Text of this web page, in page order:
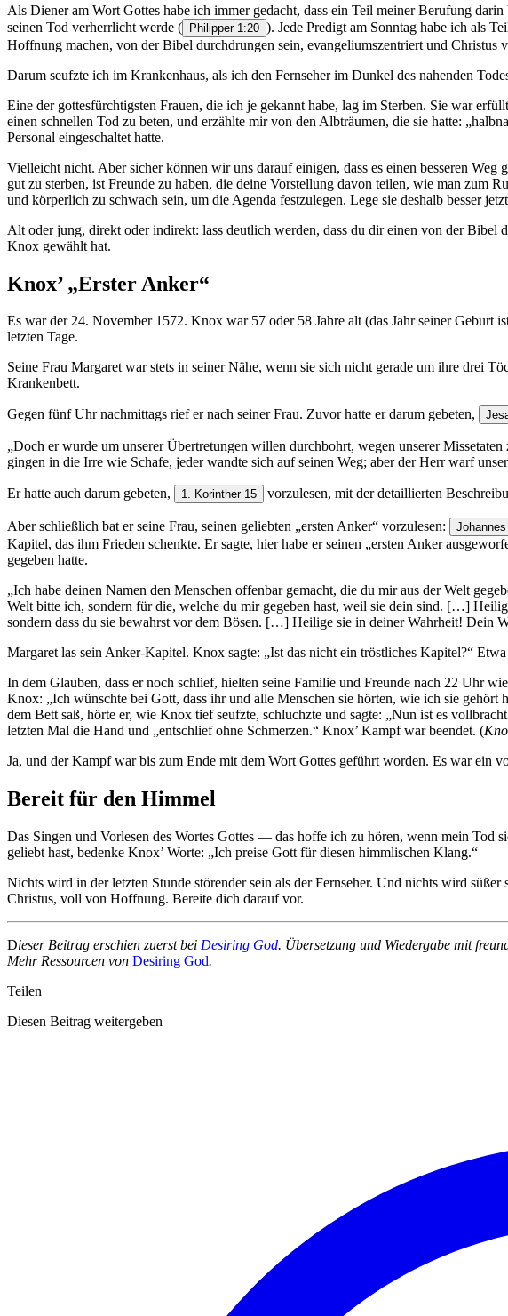
Als Diener am Wort Gottes habe ich immer gedacht, dass ein Teil meiner Berufung
seinen Tod verherrlicht werde ( Philipper 1:20 ). Jede Predigt am Sonntag habe ich als
Hoffnung machen, von der Bibel durchdrungen sein, evangeliumszentriert und Christus
Darum seufzte ich im Krankenhaus, als ich den Fernseher im Dunkel des nahenden
Eine der gottesfürchtigsten Frauen, die ich je gekannt habe, lag im Sterben. Sie war
einen schnellen Tod zu beten, und erzählte mir von den Albträumen, die sie hatte:
Personal eingeschaltet hatte.
Vielleicht nicht. Aber sicher können wir uns darauf einigen, dass es einen besseren
gut zu sterben, ist Freunde zu haben, die deine Vorstellung davon teilen, wie man zum
und körperlich zu schwach sein, um die Agenda festzulegen. Lege sie deshalb besser
Alt oder jung, direkt oder indirekt: lass deutlich werden, dass du dir einen von der
Knox gewählt hat.
Knox’ „Erster Anker“
Es war der 24. November 1572. Knox war 57 oder 58 Jahre alt (das Jahr seiner Geburt
letzten Tage.
Seine Frau Margaret war stets in seiner Nähe, wenn sie sich nicht gerade um ihre drei
Krankenbett.
Gegen fünf Uhr nachmittags rief er nach seiner Frau. Zuvor hatte er darum gebeten,
„Doch er wurde um unserer Übertretungen willen durchbohrt, wegen unserer
gingen in die Irre wie Schafe, jeder wandte sich auf seinen Weg; aber der Herr warf
Er hatte auch darum gebeten, 1. Korinther 15 vorzulesen, mit der detaillierten
Aber schließlich bat er seine Frau, seinen geliebten „ersten Anker“ vorzulesen:
Kapitel, das ihm Frieden schenkte. Er sagte, hier habe er seinen „ersten Anker
gegeben hatte.
„Ich habe deinen Namen den Menschen offenbar gemacht, die du mir aus der Welt
Welt bitte ich, sondern für die, welche du mir gegeben hast, weil sie dein sind. […]
sondern dass du sie bewahrst vor dem Bösen. […] Heilige sie in deiner Wahrheit! Dein
Margaret las sein Anker-Kapitel. Knox sagte: „Ist das nicht ein tröstliches Kapitel?“ Etwa
In dem Glauben, dass er noch schlief, hielten seine Familie und Freunde nach 22 Uhr
Knox: „Ich wünschte bei Gott, dass ihr und alle Menschen sie hörten, wie ich sie
dem Bett saß, hörte er, wie Knox tief seufzte, schluchzte und sagte: „Nun ist es
letzten Mal die Hand und „entschlief ohne Schmerzen.“ Knox’ Kampf war beendet. (
Ja, und der Kampf war bis zum Ende mit dem Wort Gottes geführt worden. Es war ein
Bereit für den Himmel
Das Singen und Vorlesen des Wortes Gottes — das hoffe ich zu hören, wenn mein Tod
geliebt hast, bedenke Knox’ Worte: „Ich preise Gott für diesen himmlischen Klang.“
Nichts wird in der letzten Stunde störender sein als der Fernseher. Und nichts wird
Christus, voll von Hoffnung. Bereite dich darauf vor.
Dieser Beitrag erschien zuerst bei Desiring God. Übersetzung und Wiedergabe mit
Mehr Ressourcen von Desiring God.
Teilen
Diesen Beitrag weitergeben